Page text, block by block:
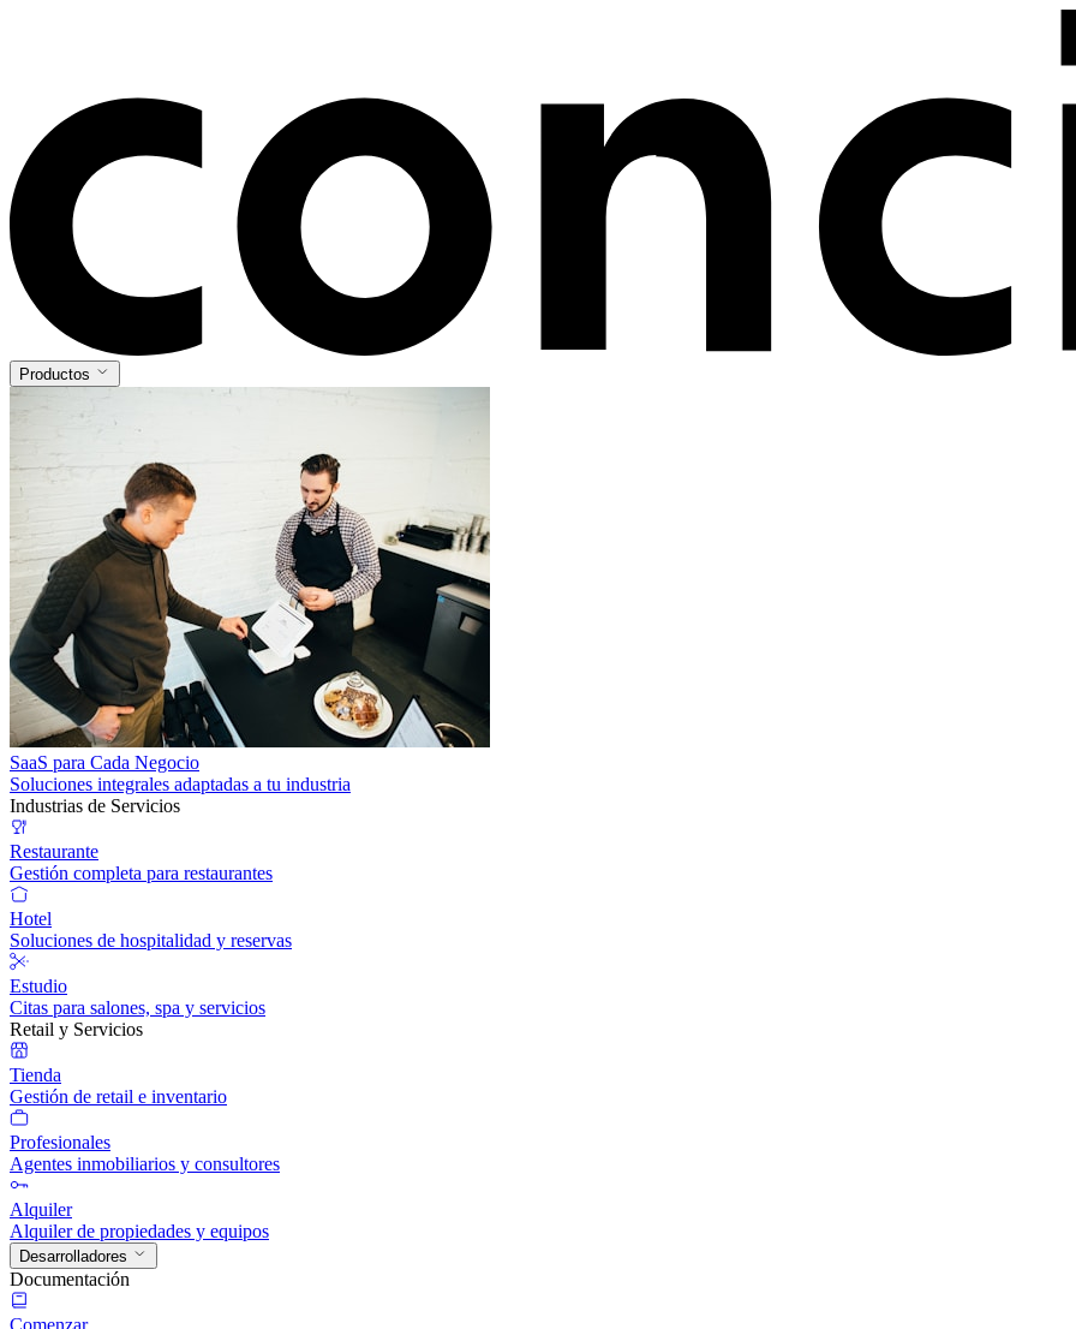
Productos
SaaS para Cada Negocio
Soluciones integrales adaptadas a tu industria
Industrias de Servicios
Restaurante
Gestión completa para restaurantes
Hotel
Soluciones de hospitalidad y reservas
Estudio
Citas para salones, spa y servicios
Retail y Servicios
Tienda
Gestión de retail e inventario
Profesionales
Agentes inmobiliarios y consultores
Alquiler
Alquiler de propiedades y equipos
Desarrolladores
Documentación